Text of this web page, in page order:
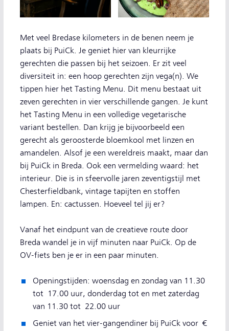
Met veel Bredase kilometers in de benen neem je
plaats bij PuiCk. Je geniet hier van kleurrijke
gerechten die passen bij het seizoen. Er zit veel
diversiteit in: een hoop gerechten zijn vega(n). We
tippen hier het Tasting Menu. Dit menu bestaat uit
zeven gerechten in vier verschillende gangen. Je kunt
het Tasting Menu in een volledige vegetarische
variant bestellen. Dan krijg je bijvoorbeeld een
gerecht als geroosterde bloemkool met linzen en
amandelen. Alsof je een wereldreis maakt, maar dan
bij PuiCk in Breda. Ook een vermelding waard: het
interieur. Die is in sfeervolle jaren zeventigstijl met
Chesterfieldbank, vintage tapijten en stoffen
lampen. En: cactussen. Hoeveel tel jij er?
Vanaf het eindpunt van de creatieve route door
Breda wandel je in vijf minuten naar PuiCk. Op de
OV-fiets ben je er in een paar minuten.
Openingstijden: woensdag en zondag van 11.30
tot 17.00 uur, donderdag tot en met zaterdag
van 11.30 tot 22.00 uur
Geniet van het vier-gangendiner bij PuiCk voor €